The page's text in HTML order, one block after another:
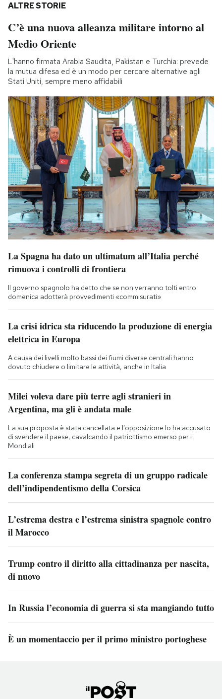
ALTRE STORIE
C’è una nuova alleanza militare intorno al
Medio Oriente
L'hanno firmata Arabia Saudita, Pakistan e Turchia: prevede
la mutua difesa ed è un modo per cercare alternative agli
Stati Uniti, sempre meno affidabili
La Spagna ha dato un ultimatum all’Italia perché
rimuova i controlli di frontiera
Il governo spagnolo ha detto che se non verranno tolti entro
domenica adotterà provvedimenti «commisurati»
La crisi idrica sta riducendo la produzione di energia
elettrica in Europa
A causa dei livelli molto bassi dei fiumi diverse centrali hanno
dovuto chiudere o limitare le attività, anche in Italia
Milei voleva dare più terre agli stranieri in
Argentina, ma gli è andata male
La sua proposta è stata cancellata e l’opposizione lo ha accusato
di svendere il paese, cavalcando il patriottismo emerso per i
Mondiali
La conferenza stampa segreta di un gruppo radicale
dell’indipendentismo della Corsica
L’estrema destra e l’estrema sinistra spagnole contro
il Marocco
Trump contro il diritto alla cittadinanza per nascita,
di nuovo
In Russia l’economia di guerra si sta mangiando tutto
È un momentaccio per il primo ministro portoghese